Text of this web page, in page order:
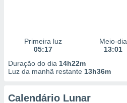
Primeira luz
05:17
Meio-dia
13:01
Duração do dia 14h22m
Luz da manhã restante 13h36m
Calendário Lunar